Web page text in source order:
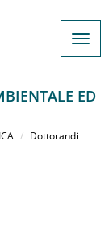
ED
Dottorandi